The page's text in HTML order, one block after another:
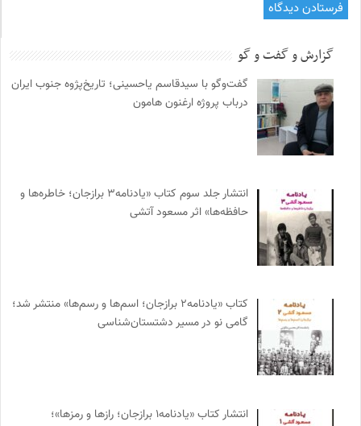
گزارش و گفت و گو
گفت‌وگو با سیدقاسم یاحسینی؛ تاریخ‌پژوه جنوب ایران
درباب پروژه ارغنون هامون
انتشار جلد سوم کتاب «یادنامه۳ برازجان؛ خاطره‌ها و
حافظه‌ها» اثر مسعود آتشی
کتاب «یادنامه۲ برازجان؛ اسم‌ها و رسم‌ها» منتشر شد؛
گامی نو در مسیر دشتستان‌شناسی
انتشار کتاب «یادنامه۱ برازجان؛ رازها و رمزها»؛